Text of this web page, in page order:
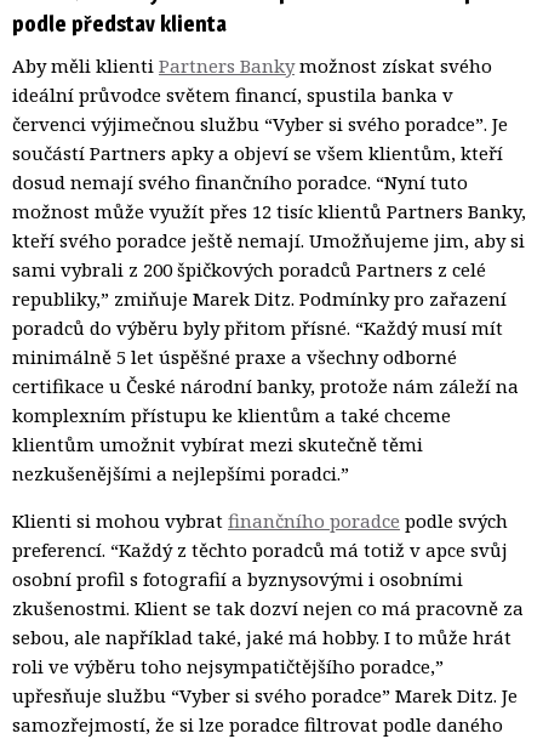
podle představ klienta
Aby měli klienti Partners Bankymožnost získat svého
ideální průvodce světem financí, spustila banka v
červenci výjimečnou službu “Vyber si svého poradce”. Je
součástí Partners apky a objeví se všem klientům, kteří
dosud nemají svého finančního poradce. “Nyní tuto
možnost může využít přes 12 tisíc klientů Partners Banky,
kteří svého poradce ještě nemají. Umožňujeme jim, aby si
sami vybrali z 200 špičkových poradců Partners z celé
republiky,” zmiňuje Marek Ditz. Podmínky pro zařazení
poradců do výběru byly přitom přísné. “Každý musí mít
minimálně 5 let úspěšné praxe a všechny odborné
certifikace u České národní banky, protože nám záleží na
komplexním přístupu ke klientům a také chceme
klientům umožnit vybírat mezi skutečně těmi
nezkušenějšími a nejlepšími poradci.”
Klienti si mohou vybrat finančního poradce podle svých
preferencí. “Každý z těchto poradců má totiž v apce svůj
osobní profil s fotografií a byznysovými i osobními
zkušenostmi. Klient se tak dozví nejen co má pracovně za
sebou, ale například také, jaké má hobby. I to může hrát
roli ve výběru toho nejsympatičtějšího poradce,”
upřesňuje službu “Vyber si svého poradce” Marek Ditz. Je
samozřejmostí, že si lze poradce filtrovat podle daného